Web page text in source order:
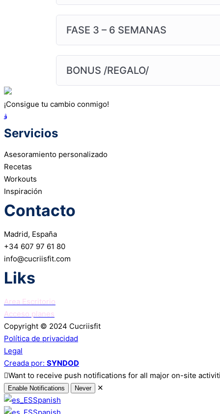
FASE 3 – 6 SEMANAS
BONUS /REGALO/
¡Consigue tu cambio conmigo!
Servicios
Asesoramiento personalizado
Recetas
Workouts
Inspiración
Contacto
Madrid, España
+34 607 97 61 80
info@cucriisfit.com
Liks
Area Escritorio
Acceso planes
Copyright © 2024 Cucriisfit
Política de privacidad
Legal
Creada por: SYNDOD
Want to receive push notifications for all major on-site
Enable Notifications Never
✕
Spanish